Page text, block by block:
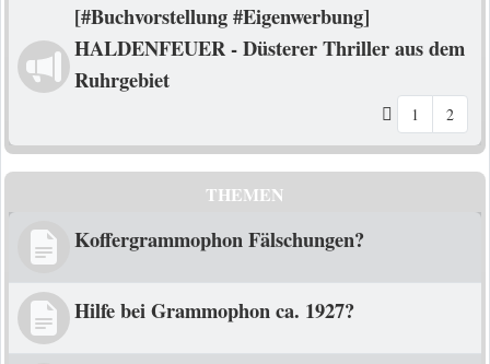
[#Buchvorstellung #Eigenwerbung]
HALDENFEUER - Düsterer Thriller aus dem
Ruhrgebiet
1 2
THEMEN
Koffergrammophon Fälschungen?
Hilfe bei Grammophon ca. 1927?